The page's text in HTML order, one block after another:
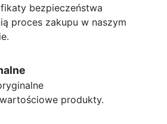
bezpieczeństwa
proces zakupu w naszym
produkty.